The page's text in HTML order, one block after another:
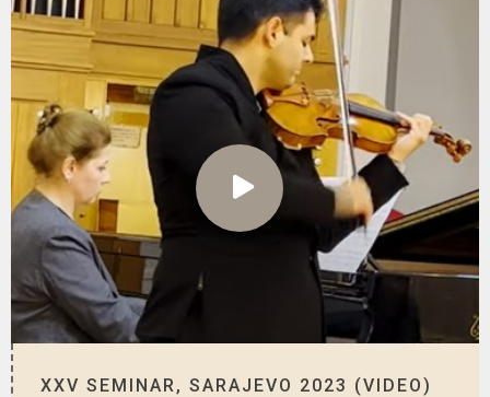
XXV SEMINAR, SARAJEVO 2023 (VIDEO)